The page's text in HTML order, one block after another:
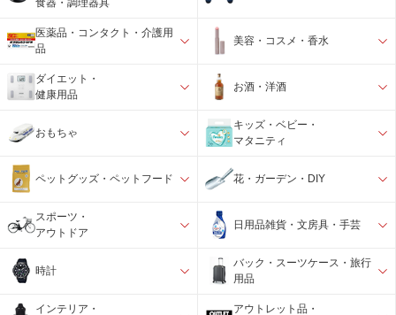
食器・調理器具
医薬品・コンタクト・介護用
品
美容・コスメ・香水
ダイエット・
健康用品
お酒・洋酒
おもちゃ
キッズ・ベビー・
マタニティ
ペットグッズ・ペットフード 花・ガーデン・DIY
スポーツ・
アウトドア
日用品雑貨・文房具・手芸
時計
バック・スーツケース・旅行
用品
インテリア・
アウトレット品・